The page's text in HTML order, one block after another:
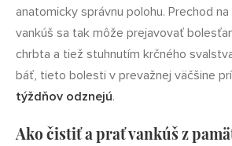
anatomicky správnu polohu. Prechod
vankúš sa tak môže prejavovať
chrbta a tiež stuhnutím krčného
báť, tieto bolesti v prevažnej väčšine
týždňov odznejú.
Ako čistiť a prať vankúš z